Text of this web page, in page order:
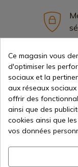
Information
info@aceros-de-
Ce magasin vous
d'optimiser les
sociaux et la
aux réseaux
offrir des
ainsi que des
cookies ainsi que
vos données